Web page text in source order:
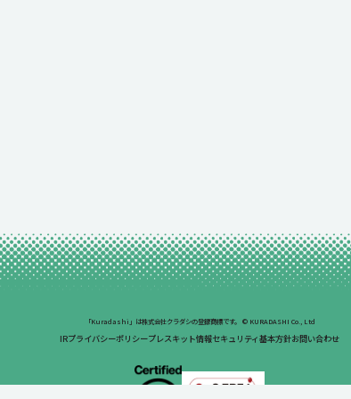
「Kuradashi」は株式会社クラダシの登録商標です。 © KURADASHI Co., Ltd
IRプライバシーポリシープレスキット情報セキュリティ基本方針お問い合わせ